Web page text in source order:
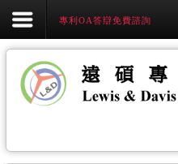
專利OA答辯免費諮詢